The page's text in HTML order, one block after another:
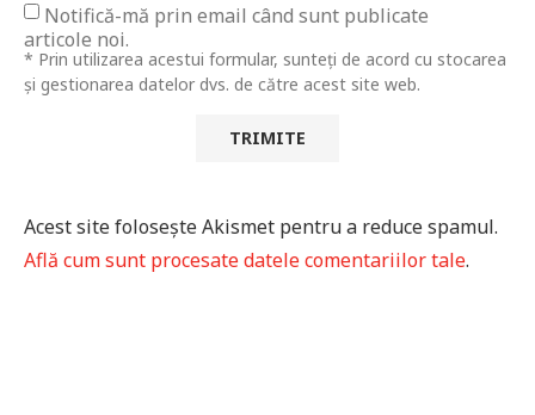
Notifică-mă prin email când sunt publicate
articole noi.
* Prin utilizarea acestui formular, sunteți de acord cu stocarea
și gestionarea datelor dvs. de către acest site web.
Acest site folosește Akismet pentru a reduce spamul.
Află cum sunt procesate datele comentariilor tale.